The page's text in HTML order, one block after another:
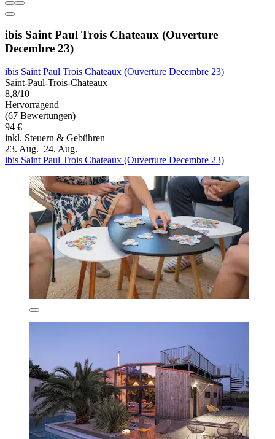
ibis Saint Paul Trois Chateaux (Ouverture
Decembre 23)
ibis Saint Paul Trois Chateaux (Ouverture Decembre 23)
Saint-Paul-Trois-Chateaux
8,8/10
Hervorragend
(67 Bewertungen)
94 €
inkl. Steuern & Gebühren
23. Aug.–24. Aug.
ibis Saint Paul Trois Chateaux (Ouverture Decembre 23)